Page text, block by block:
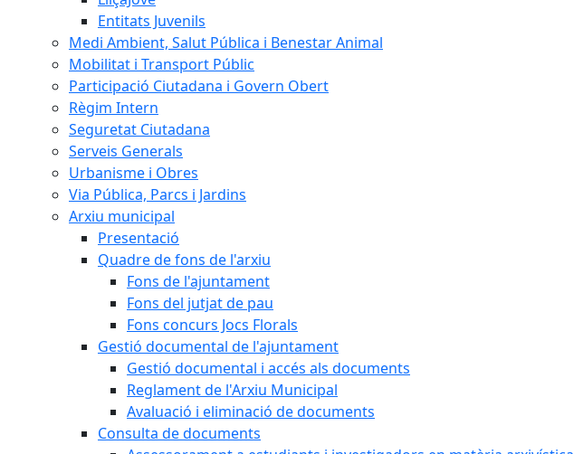
Entitats Juvenils
Medi Ambient, Salut Pública i Benestar Animal
Mobilitat i Transport Públic
Participació Ciutadana i Govern Obert
Règim Intern
Seguretat Ciutadana
Serveis Generals
Urbanisme i Obres
Via Pública, Parcs i Jardins
Arxiu municipal
Presentació
Quadre de fons de l'arxiu
Fons de l'ajuntament
Fons del jutjat de pau
Fons concurs Jocs Florals
Gestió documental de l'ajuntament
Gestió documental i accés als documents
Reglament de l'Arxiu Municipal
Avaluació i eliminació de documents
Consulta de documents